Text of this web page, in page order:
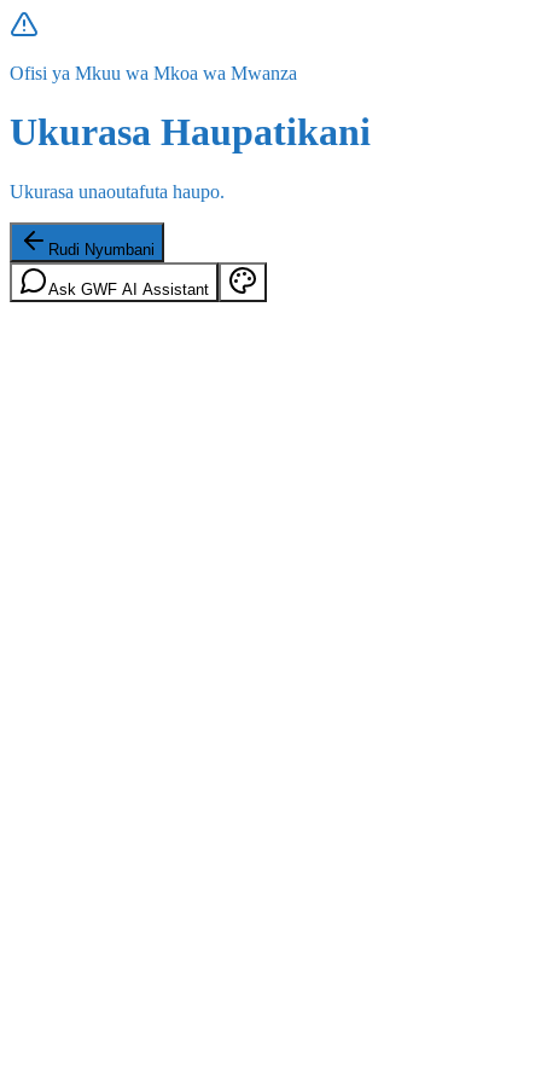
Ofisi ya Mkuu wa Mkoa wa Mwanza
Ukurasa Haupatikani
Ukurasa unaoutafuta haupo.
Rudi Nyumbani
Ask GWF AI Assistant